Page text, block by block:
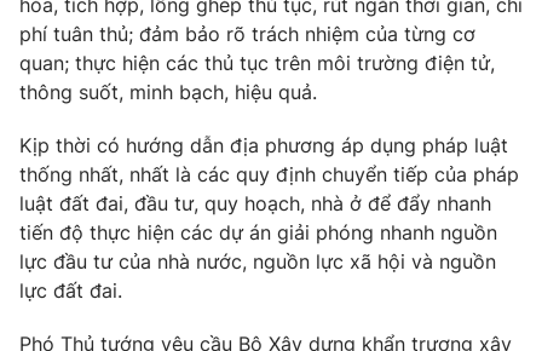
Theo dõi báo trên
Cơ quan chủ quản:Đài Truyền hình Việt Nam
Cơ quan báo chí:Thời báo VTV
Giấy phép hoạt động báo in và báo điện tử số 483/GP-BTTTT
cấp ngày 29/12/2023
Tổng Biên tập:Vũ Thanh Thủy
Phó Tổng Biên tập:
hóa, tích hợp, lồng ghép thủ tục, rút ngắn thời gian, chi
phí tuân thủ; đảm bảo rõ trách nhiệm của từng cơ
quan; thực hiện các thủ tục trên môi trường điện tử,
thông suốt, minh bạch, hiệu quả.
Kịp thời có hướng dẫn địa phương áp dụng pháp luật
thống nhất, nhất là các quy định chuyển tiếp của pháp
luật đất đai, đầu tư, quy hoạch, nhà ở để đẩy nhanh
tiến độ thực hiện các dự án giải phóng nhanh nguồn
lực đầu tư của nhà nước, nguồn lực xã hội và nguồn
lực đất đai.
Phó Thủ tướng yêu cầu Bộ Xây dựng khẩn trương xây